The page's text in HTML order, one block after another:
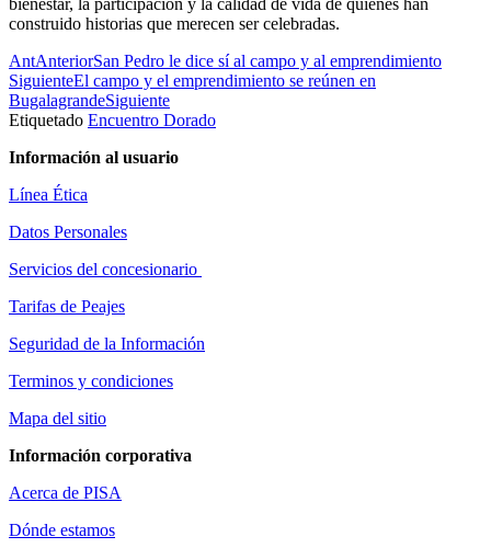
bienestar, la participación y la calidad de vida de quienes han
construido historias que merecen ser celebradas.
AntAnteriorSan Pedro le dice sí al campo y al emprendimiento
SiguienteEl campo y el emprendimiento se reúnen en
BugalagrandeSiguiente
Etiquetado Encuentro Dorado
Información al usuario
Línea Ética
Datos Personales
Servicios del concesionario
Tarifas de Peajes
Seguridad de la Información
Terminos y condiciones
Mapa del sitio
Información corporativa
Acerca de PISA
Dónde estamos